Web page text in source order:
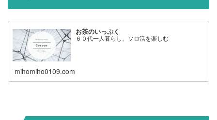
お茶のいっぷく
６０代一人暮らし、ソロ活を楽しむ
mihomiho0109.com